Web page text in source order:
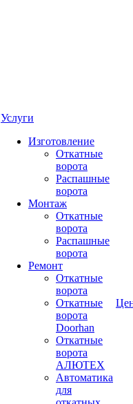
Услуги
Изготовление
Откатные
ворота
Распашные
ворота
Монтаж
Откатные
ворота
Распашные
ворота
Ремонт
Откатные
ворота
Откатные
ворота
Doorhan
Откатные
ворота
АЛЮТЕХ
Автоматика
для